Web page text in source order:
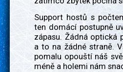
Support hostů s
ten domácí postupně
zápasu. Žádná optická
a to na žádné straně.
pomalu opouští náš
méně a holemi nám